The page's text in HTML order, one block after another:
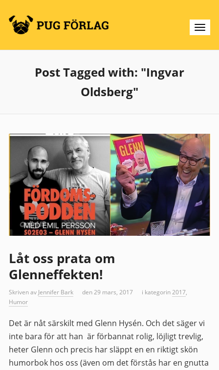
Post Tagged with: "Ingvar
Oldsberg"
Låt oss prata om
Glenneffekten!
Skriven av Jennifer Bark den 29 mars, 2017 i kategorin2017,
Humor
Det är nåt särskilt med Glenn Hysén. Och det säger vi
inte bara för att han är förbannat rolig, löjligt trevlig,
heter Glenn och precis har släppt en en riktigt skön
humorbok hos oss (även om det förstås har en gnutta